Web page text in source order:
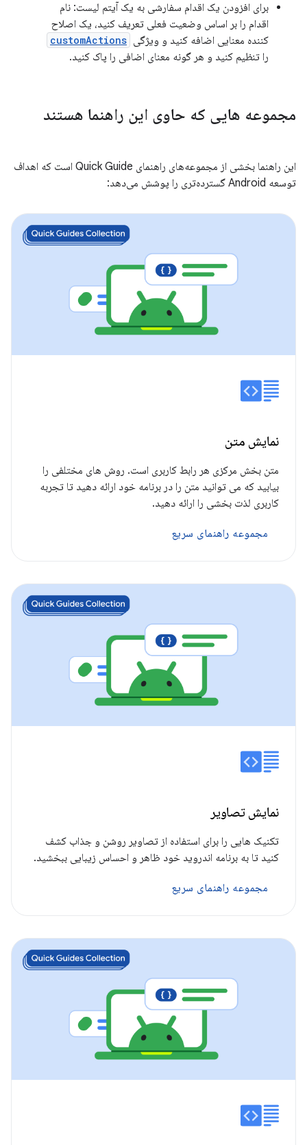
برای افزودن یک اقدام سفارشی به یک آیتم لیست: نام
اقدام را بر اساس وضعیت فعلی تعریف کنید، یک اصلاح
کننده معنایی اضافه کنید و ویژگی customActions
را تنظیم کنید و هر گونه معنای اضافی را پاک کنید.
مجموعه هایی که حاوی این راهنما هستند
این راهنما بخشی از مجموعه‌های راهنمای Quick Guide است که اهداف
توسعه Android گسترده‌تری را پوشش می‌دهد:
نمایش متن
متن بخش مرکزی هر رابط کاربری است. روش های مختلفی را
بیابید که می توانید متن را در برنامه خود ارائه دهید تا تجربه
کاربری لذت بخشی را ارائه دهید.
مجموعه راهنمای سریع
نمایش تصاویر
تکنیک هایی را برای استفاده از تصاویر روشن و جذاب کشف
کنید تا به برنامه اندروید خود ظاهر و احساس زیبایی ببخشید.
مجموعه راهنمای سریع